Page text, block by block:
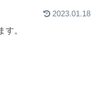
2023.01.18
。